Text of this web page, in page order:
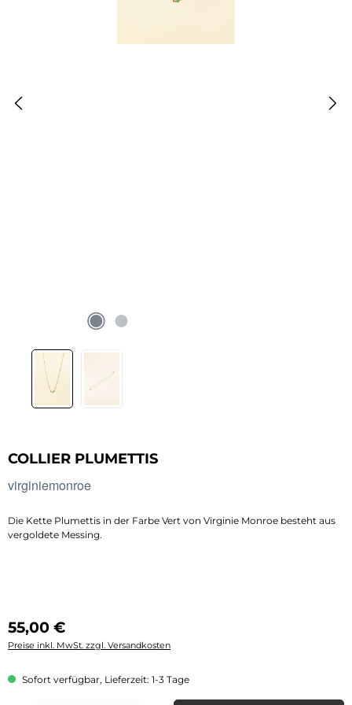
COLLIER PLUMETTIS
virginiemonroe
Die Kette Plumettis in der Farbe Vert von Virginie Monroe besteht aus
vergoldete Messing.
Regulärer Preis:
55,00 €
Preise inkl. MwSt. zzgl. Versandkosten
Sofort verfügbar, Lieferzeit: 1-3 Tage